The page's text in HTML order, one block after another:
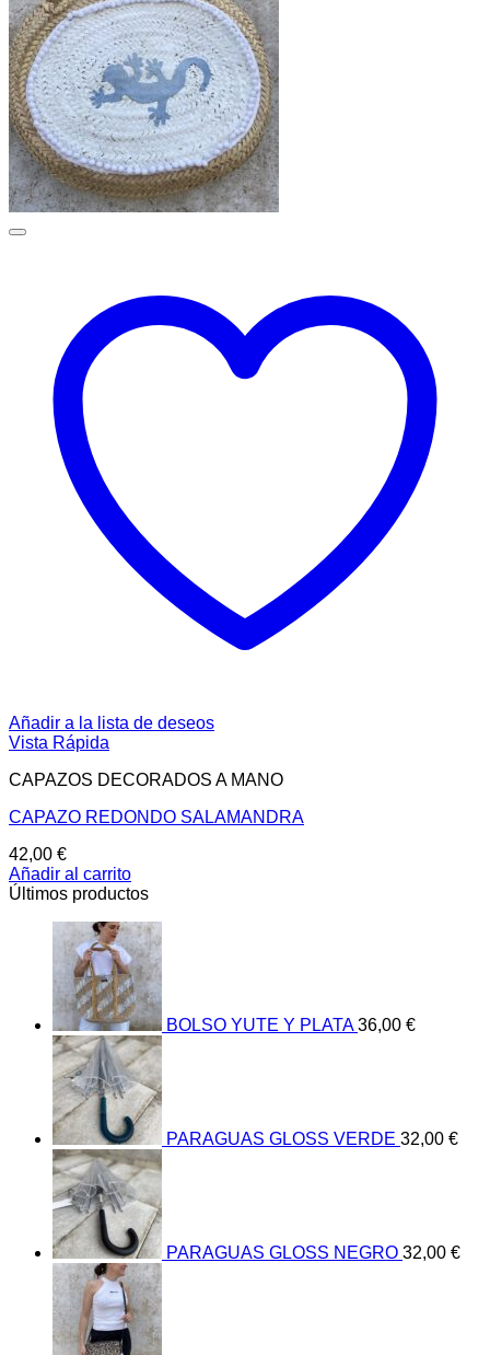
Añadir a la lista de deseos
Vista Rápida
CAPAZOS DECORADOS A MANO
CAPAZO REDONDO SALAMANDRA
42,00 €
Añadir al carrito
Últimos productos
BOLSO YUTE Y PLATA 36,00 €
PARAGUAS GLOSS VERDE 32,00 €
PARAGUAS GLOSS NEGRO 32,00 €